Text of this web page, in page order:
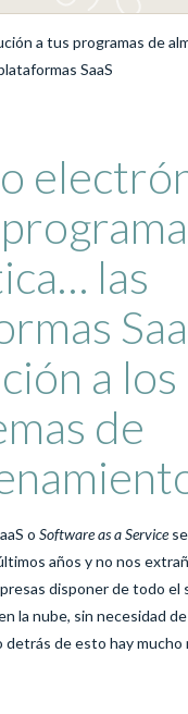
a tus programas de
SaaS
las
a los
de
o Software as a Service
años y no nos
disponer de todo
la nube, sin necesidad
detrás de esto hay mucho